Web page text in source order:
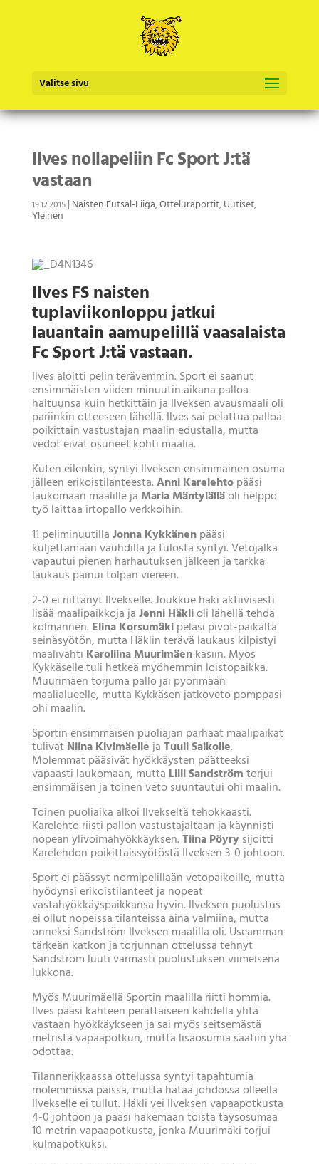
Valitse sivu
Ilves nollapeliin Fc Sport J:tä
vastaan
19.12.2015| Naisten Futsal-Liiga,Otteluraportit,Uutiset,
Yleinen
Ilves FS naisten
tuplaviikonloppu jatkui
lauantain aamupelillä vaasalaista
Fc Sport J:tä vastaan.
Ilves aloitti pelin terävemmin. Sport ei saanut
ensimmäisten viiden minuutin aikana palloa
haltuunsa kuin hetkittäin ja Ilveksen avausmaali oli
pariinkin otteeseen lähellä. Ilves sai pelattua palloa
poikittain vastustajan maalin edustalla, mutta
vedot eivät osuneet kohti maalia.
Kuten eilenkin, syntyi Ilveksen ensimmäinen osuma
jälleen erikoistilanteesta.Anni Karelehtopääsi
laukomaan maalille ja Maria Mäntylälläoli helppo
työ laittaa irtopallo verkkoihin.
11 peliminuutillaJonna Kykkänenpääsi
kuljettamaan vauhdilla ja tulosta syntyi. Vetojalka
vapautui pienen harhautuksen jälkeen ja tarkka
laukaus painui tolpan viereen.
2-0 ei riittänyt Ilvekselle. Joukkue haki aktiivisesti
lisää maalipaikkoja jaJenni Häklioli lähellä tehdä
kolmannen. Elina Korsumäkipelasi pivot-paikalta
seinäsyötön, mutta Häklin terävä laukaus kilpistyi
maalivahti Karoliina Muurimäenkäsiin. Myös
Kykkäselle tuli hetkeä myöhemmin loistopaikka.
Muurimäen torjuma pallo jäi pyörimään
maalialueelle, mutta Kykkäsen jatkoveto pomppasi
ohi maalin.
Sportin ensimmäisen puoliajan parhaat maalipaikat
tulivat Niina KivimäellejaTuuli Saikolle.
Molemmat pääsivät hyökkäysten päätteeksi
vapaasti laukomaan, mutta Lilli Sandströmtorjui
ensimmäisen ja toinen veto suuntautui ohi maalin.
Toinen puoliaika alkoi Ilvekseltä tehokkaasti.
Karelehto riisti pallon vastustajaltaan ja käynnisti
nopean ylivoimahyökkäyksen.Tiina Pöyrysijoitti
Karelehdon poikittaissyötöstä Ilveksen 3-0 johtoon.
Sport ei päässyt normipelillään vetopaikoille, mutta
hyödynsi erikoistilanteet ja nopeat
vastahyökkäyspaikkansa hyvin. Ilveksen puolustus
ei ollut nopeissa tilanteissa aina valmiina, mutta
onneksi Sandström Ilveksen maalilla oli. Useamman
tärkeän katkon ja torjunnan ottelussa tehnyt
Sandström luuti varmasti puolustuksen viimeisenä
lukkona.
Myös Muurimäellä Sportin maalilla riitti hommia.
Ilves pääsi kahteen perättäiseen kahdella yhtä
vastaan hyökkäykseen ja sai myös seitsemästä
metristä vapaapotkun, mutta lisäosumia saatiin yhä
odottaa.
Tilannerikkaassa ottelussa syntyi tapahtumia
molemmissa päissä, mutta hätää johdossa olleella
Ilvekselle ei tullut. Häkli vei Ilveksen vapaapotkusta
4-0 johtoon ja pääsi hakemaan toista täysosumaa
10 metrin vapaapotkusta, jonka Muurimäki torjui
kulmapotkuksi.